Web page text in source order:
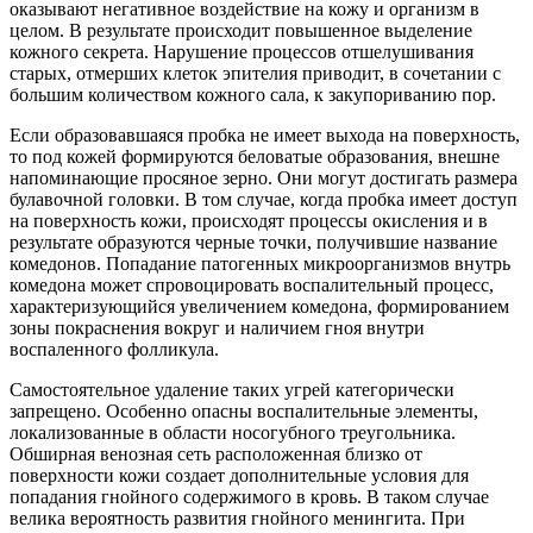
оказывают негативное воздействие на кожу и организм в
целом. В результате происходит повышенное выделение
кожного секрета. Нарушение процессов отшелушивания
старых, отмерших клеток эпителия приводит, в сочетании с
большим количеством кожного сала, к закупориванию пор.
Если образовавшаяся пробка не имеет выхода на поверхность,
то под кожей формируются беловатые образования, внешне
напоминающие просяное зерно. Они могут достигать размера
булавочной головки. В том случае, когда пробка имеет доступ
на поверхность кожи, происходят процессы окисления и в
результате образуются черные точки, получившие название
комедонов. Попадание патогенных микроорганизмов внутрь
комедона может спровоцировать воспалительный процесс,
характеризующийся увеличением комедона, формированием
зоны покраснения вокруг и наличием гноя внутри
воспаленного фолликула.
Самостоятельное удаление таких угрей категорически
запрещено. Особенно опасны воспалительные элементы,
локализованные в области носогубного треугольника.
Обширная венозная сеть расположенная близко от
поверхности кожи создает дополнительные условия для
попадания гнойного содержимого в кровь. В таком случае
велика вероятность развития гнойного менингита. При